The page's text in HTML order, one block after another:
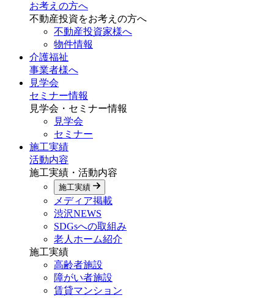
お考えの方へ
不動産投資をお考えの方へ
不動産投資家様へ
物件情報
介護福祉
事業者様へ
見学会
セミナー情報
見学会・セミナー情報
見学会
セミナー
施工実績
活動内容
施工実績・活動内容
施工実績
メディア掲載
渋沢NEWS
SDGsへの取組み
老人ホーム紹介
施工実績
高齢者施設
障がい者施設
賃貸マンション